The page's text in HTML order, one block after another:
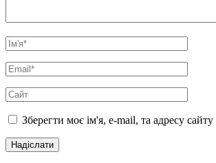
Зберегти моє ім'я, e-mail, та адресу